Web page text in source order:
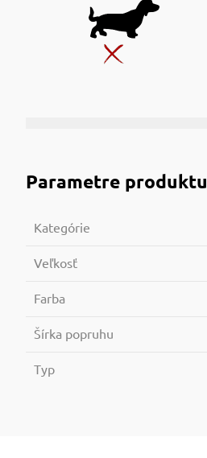
Parametre produktu
Kategórie
Veľkosť
Farba
Šírka popruhu
Typ